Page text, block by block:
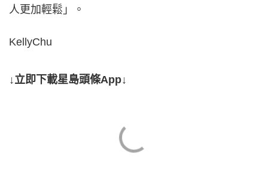
人更加輕鬆」。
KellyChu
↓立即下載星島頭條App↓